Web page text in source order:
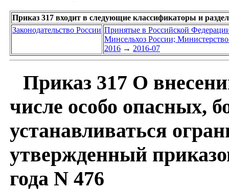
Приказ 317 входит в следующие классификаторы и
Законодательство России Принятые в Российской
Минсельхоз России;
2016 → 2016-07
Приказ 317 О
числе особо опасных,
устанавливаться
утвержденный
года N 476